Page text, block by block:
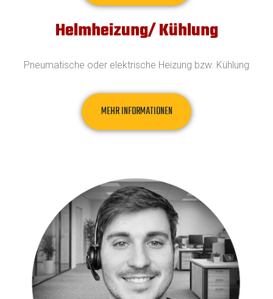
Helmheizung/ Kühlung
Pneumatische oder elektrische Heizung bzw. Kühlung
MEHR INFORMATIONEN